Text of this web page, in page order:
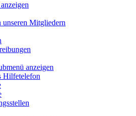
Mitgliedern
anzeigen
Hilfetelefon